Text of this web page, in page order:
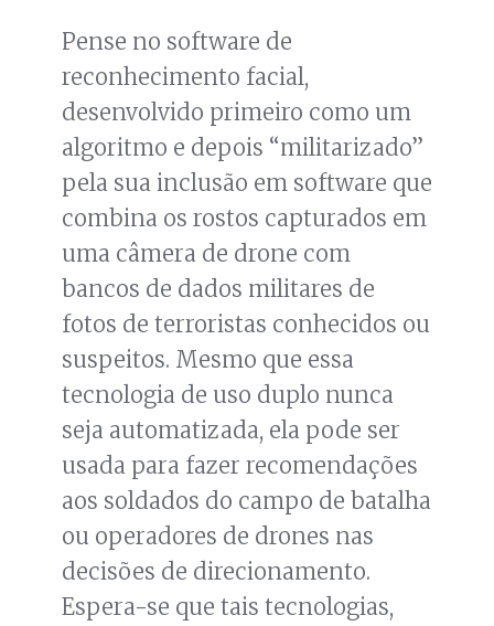
Pense no software de
reconhecimento facial,
desenvolvido primeiro como um
algoritmo e depois “militarizado”
pela sua inclusão em software que
combina os rostos capturados em
uma câmera de drone com
bancos de dados militares de
fotos de terroristas conhecidos ou
suspeitos. Mesmo que essa
tecnologia de uso duplo nunca
seja automatizada, ela pode ser
usada para fazer recomendações
aos soldados do campo de batalha
ou operadores de drones nas
decisões de direcionamento.
Espera-se que tais tecnologias,